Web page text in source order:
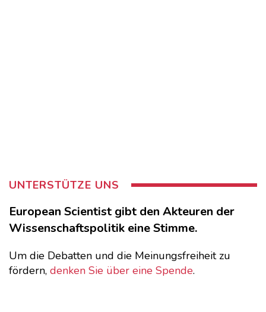
UNTERSTÜTZE UNS
European Scientist gibt den Akteuren der
Wissenschaftspolitik eine Stimme.
Um die Debatten und die Meinungsfreiheit zu
fördern, denken Sie über eine Spende.